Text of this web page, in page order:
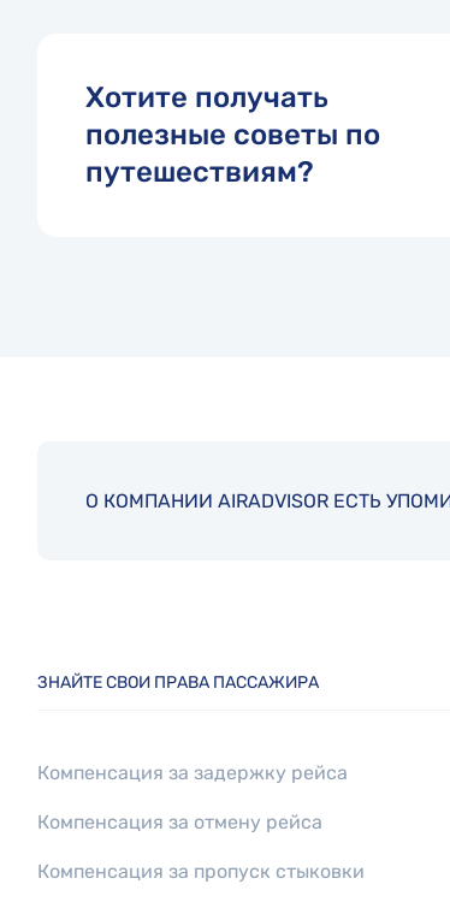
Хотите получать
полезные советы по
путешествиям?
О КОМПАНИИ AIRADVISOR ЕСТЬ
ЗНАЙТЕ СВОИ ПРАВА ПАССАЖИРА
Компенсация за задержку рейса
Компенсация за отмену рейса
Компенсация за пропуск стыковки